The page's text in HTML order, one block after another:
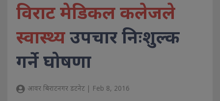
विराट मेडिकल कलेजले
स्वास्थ्यउपचार निःशुल्क
गर्ने घोषणा
आवर बिराटनगर डटनेट | Feb 8, 2016